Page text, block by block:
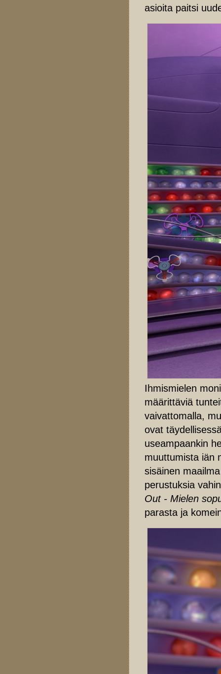
asioita paitsi
Ihmismielen
määrittäviä
vaivattomalla,
ovat
useampaankin
muuttumista iän
sisäinen
perustuksia
Out - Mielen
parasta ja